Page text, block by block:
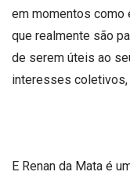
em momentos como
que realmente são
de serem úteis ao
interesses
E Renan da Mata é